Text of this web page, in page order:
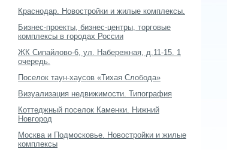
Краснодар. Новостройки и жилые комплексы.
Бизнес-проекты, бизнес-центры, торговые
комплексы в городах России
ЖК Сипайлово-6, ул. Набережная, д.11-15. 1
очередь.
Поселок таун-хаусов «Тихая Слобода»
Визуализация недвижимости. Типография
Коттеджный поселок Каменки. Нижний
Новгород
Москва и Подмосковье. Новостройки и жилые
комплексы